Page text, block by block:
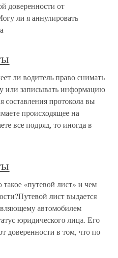
доверенности от
ли я аннулировать
ли водитель право снимать
или записывать информацию
составления протокола вы
происходящее на
все подряд, то иногда в
«путевой лист» и чем
лист выдается
автомобилем
юридического лица. Его
доверенности в том, что по